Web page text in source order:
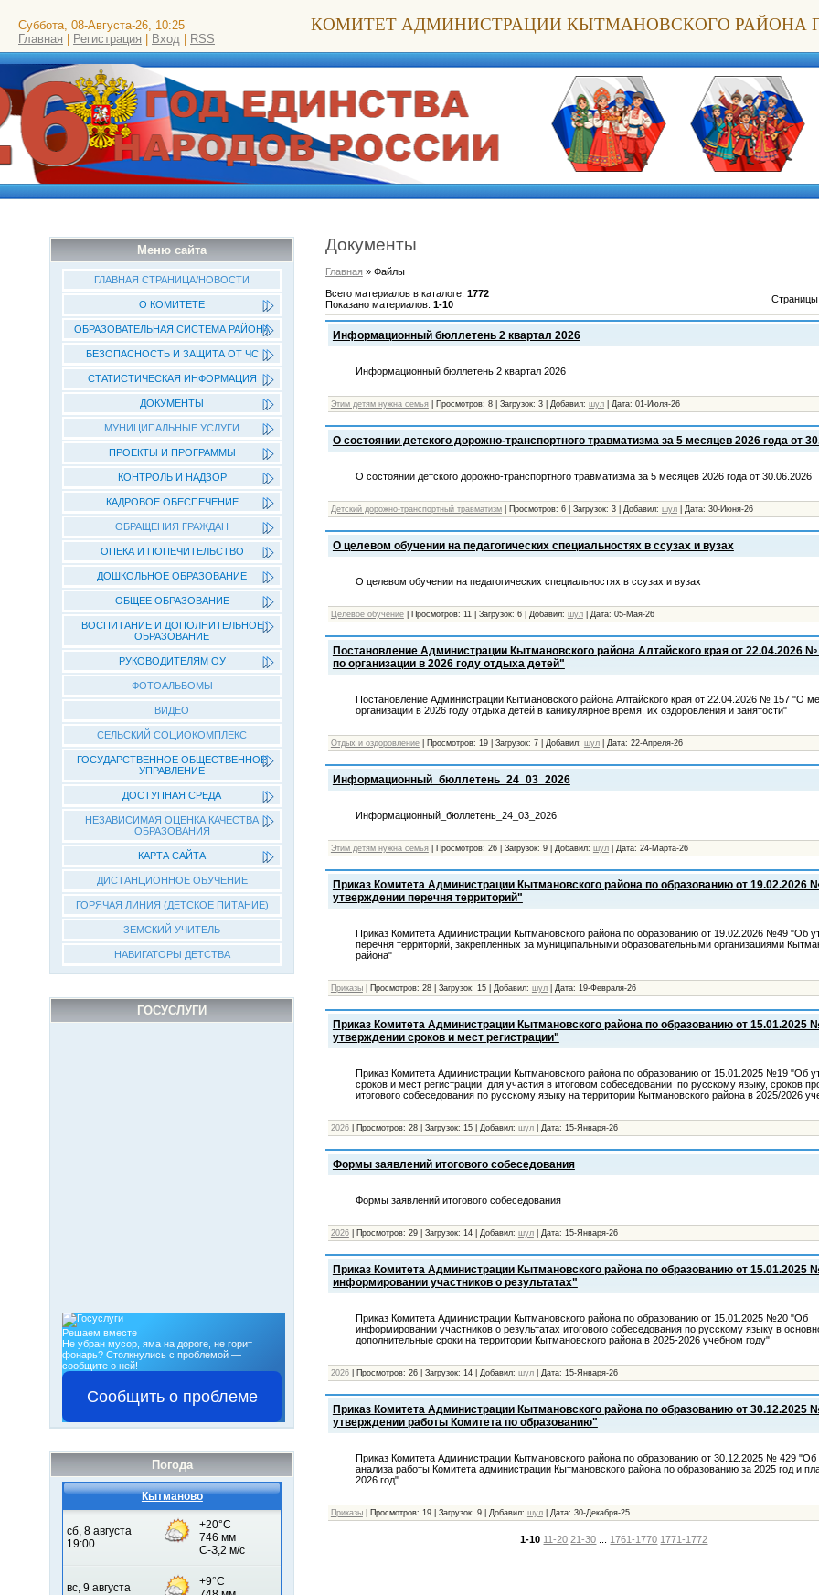
КОМИТЕТ АДМИНИСТРАЦИИ КЫТМАНОВСКОГО РАЙОНА
Суббота, 08-Августа-26, 10:25
Главная
Регистрация Вход RSS
Меню сайта
ГЛАВНАЯ СТРАНИЦА/НОВОСТИ
О КОМИТЕТЕ
ОБРАЗОВАТЕЛЬНАЯ СИСТЕМА РАЙОНА
БЕЗОПАСНОСТЬ И ЗАЩИТА ОТ ЧС
СТАТИСТИЧЕСКАЯ ИНФОРМАЦИЯ
ДОКУМЕНТЫ
МУНИЦИПАЛЬНЫЕ УСЛУГИ
ПРОЕКТЫ И ПРОГРАММЫ
КОНТРОЛЬ И НАДЗОР
КАДРОВОЕ ОБЕСПЕЧЕНИЕ
ОБРАЩЕНИЯ ГРАЖДАН
ОПЕКА И ПОПЕЧИТЕЛЬСТВО
ДОШКОЛЬНОЕ ОБРАЗОВАНИЕ
ОБЩЕЕ ОБРАЗОВАНИЕ
ВОСПИТАНИЕ И ДОПОЛНИТЕЛЬНОЕ
ОБРАЗОВАНИЕ
РУКОВОДИТЕЛЯМ ОУ
ФОТОАЛЬБОМЫ
ВИДЕО
СЕЛЬСКИЙ СОЦИОКОМПЛЕКС
ГОСУДАРСТВЕННОЕ ОБЩЕСТВЕННОЕ
УПРАВЛЕНИЕ
ДОСТУПНАЯ СРЕДА
НЕЗАВИСИМАЯ ОЦЕНКА КАЧЕСТВА
ОБРАЗОВАНИЯ
КАРТА САЙТА
ДИСТАНЦИОННОЕ ОБУЧЕНИЕ
ГОРЯЧАЯ ЛИНИЯ (ДЕТСКОЕ ПИТАНИЕ)
ЗЕМСКИЙ УЧИТЕЛЬ
НАВИГАТОРЫ ДЕТСТВА
ГОСУСЛУГИ
Решаем вместе
Не убран мусор, яма на дороге, не горит
фонарь?Столкнулись с проблемой —
сообщите о ней!
Сообщить о проблеме
Погода
Кытманово
Документы
Главная » Файлы
Всего материалов в каталоге: 1772
Показано материалов: 1-10 Страницы
Информационный бюллетень 2 квартал 2026
Информационный бюллетень 2 квартал 2026
Этим детям нужна семья| Просмотров: 8| Загрузок: 3| Добавил: шул| Дата: 01-Июля-26
О состоянии детского дорожно-транспортного травматизма за 5 месяцев 2026 года от
О состоянии детского дорожно-транспортного травматизма за 5 месяцев 2026 года от 30.06.2026
Детский дорожно-транспортный травматизм| Просмотров: 6| Загрузок: 3| Добавил: шул| Дата: 30-Июня-26
О целевом обучении на педагогических специальностях в ссузах и вузах
О целевом обучении на педагогических специальностях в ссузах и вузах
Целевое обучение| Просмотров: 11 Загрузок: 6| Добавил: шул| Дата: 05-Мая-26
Постановление Администрации Кытмановского района Алтайского края от 22.04.2026
по организации в 2026 году отдыха детей"
Постановление Администрации Кытмановского района Алтайского края от 22.04.2026 № 157 "О
организации в 2026 году отдыха детей в каникулярное время, их оздоровления и занятости"
Отдых и оздоровление| Просмотров: 19| Загрузок: 7| Добавил: шул| Дата: 22-Апреля-26
Информационный_бюллетень_24_03_2026
Информационный_бюллетень_24_03_2026
Этим детям нужна семья| Просмотров: 26| Загрузок: 9| Добавил: шул| Дата: 24-Марта-26
Приказ Комитета Администрации Кытмановского района по образованию от 19.02.2026
утверждении перечня территорий"
Приказ Комитета Администрации Кытмановского района по образованию от 19.02.2026 №49 "Об
перечня территорий, закреплённых за муниципальными образовательными организациями
района"
Приказы| Просмотров: 28| Загрузок: 15| Добавил: шул| Дата: 19-Февраля-26
Приказ Комитета Администрации Кытмановского района по образованию от 15.01.2025
утверждении сроков и мест регистрации"
Приказ Комитета Администрации Кытмановского района по образованию от 15.01.2025 №19 "Об
сроков и мест регистрации для участия в итоговом собеседовании по русскому языку, сроков
итогового собеседования по русскому языку на территории Кытмановского района в 2025/2026
2026| Просмотров: 28| Загрузок: 15| Добавил: шул| Дата: 15-Января-26
Формы заявлений итогового собеседования
Формы заявлений итогового собеседования
2026| Просмотров: 29| Загрузок: 14| Добавил: шул| Дата: 15-Января-26
Приказ Комитета Администрации Кытмановского района по образованию от 15.01.2025
информировании участников о результатах"
Приказ Комитета Администрации Кытмановского района по образованию от 15.01.2025 №20 "Об
информировании участников о результатах итогового собеседования по русскому языку в
дополнительные сроки на территории Кытмановского района в 2025-2026 учебном году"
2026| Просмотров: 26| Загрузок: 14| Добавил: шул| Дата: 15-Января-26
Приказ Комитета Администрации Кытмановского района по образованию от 30.12.2025
утверждении работы Комитета по образованию"
Приказ Комитета Администрации Кытмановского района по образованию от 30.12.2025 № 429 "Об
анализа работы Комитета администрации Кытмановского района по образованию за 2025 год и
2026 год"
Приказы| Просмотров: 19| Загрузок: 9| Добавил: шул| Дата: 30-Декабря-25
1-10 11-20 21-30 1761-1770 1771-1772